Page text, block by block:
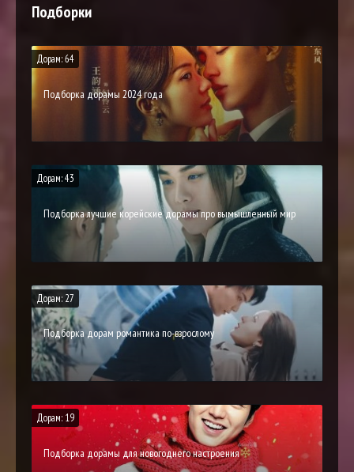
Подборки
Дорам: 64
Подборка дорамы 2024 года
Дорам: 43
Подборка лучшие корейские дорамы про вымышленный мир
Дорам: 27
Подборка дорам романтика по-взрослому
Дорам: 19
Подборка дорамы для новогоднего настроения